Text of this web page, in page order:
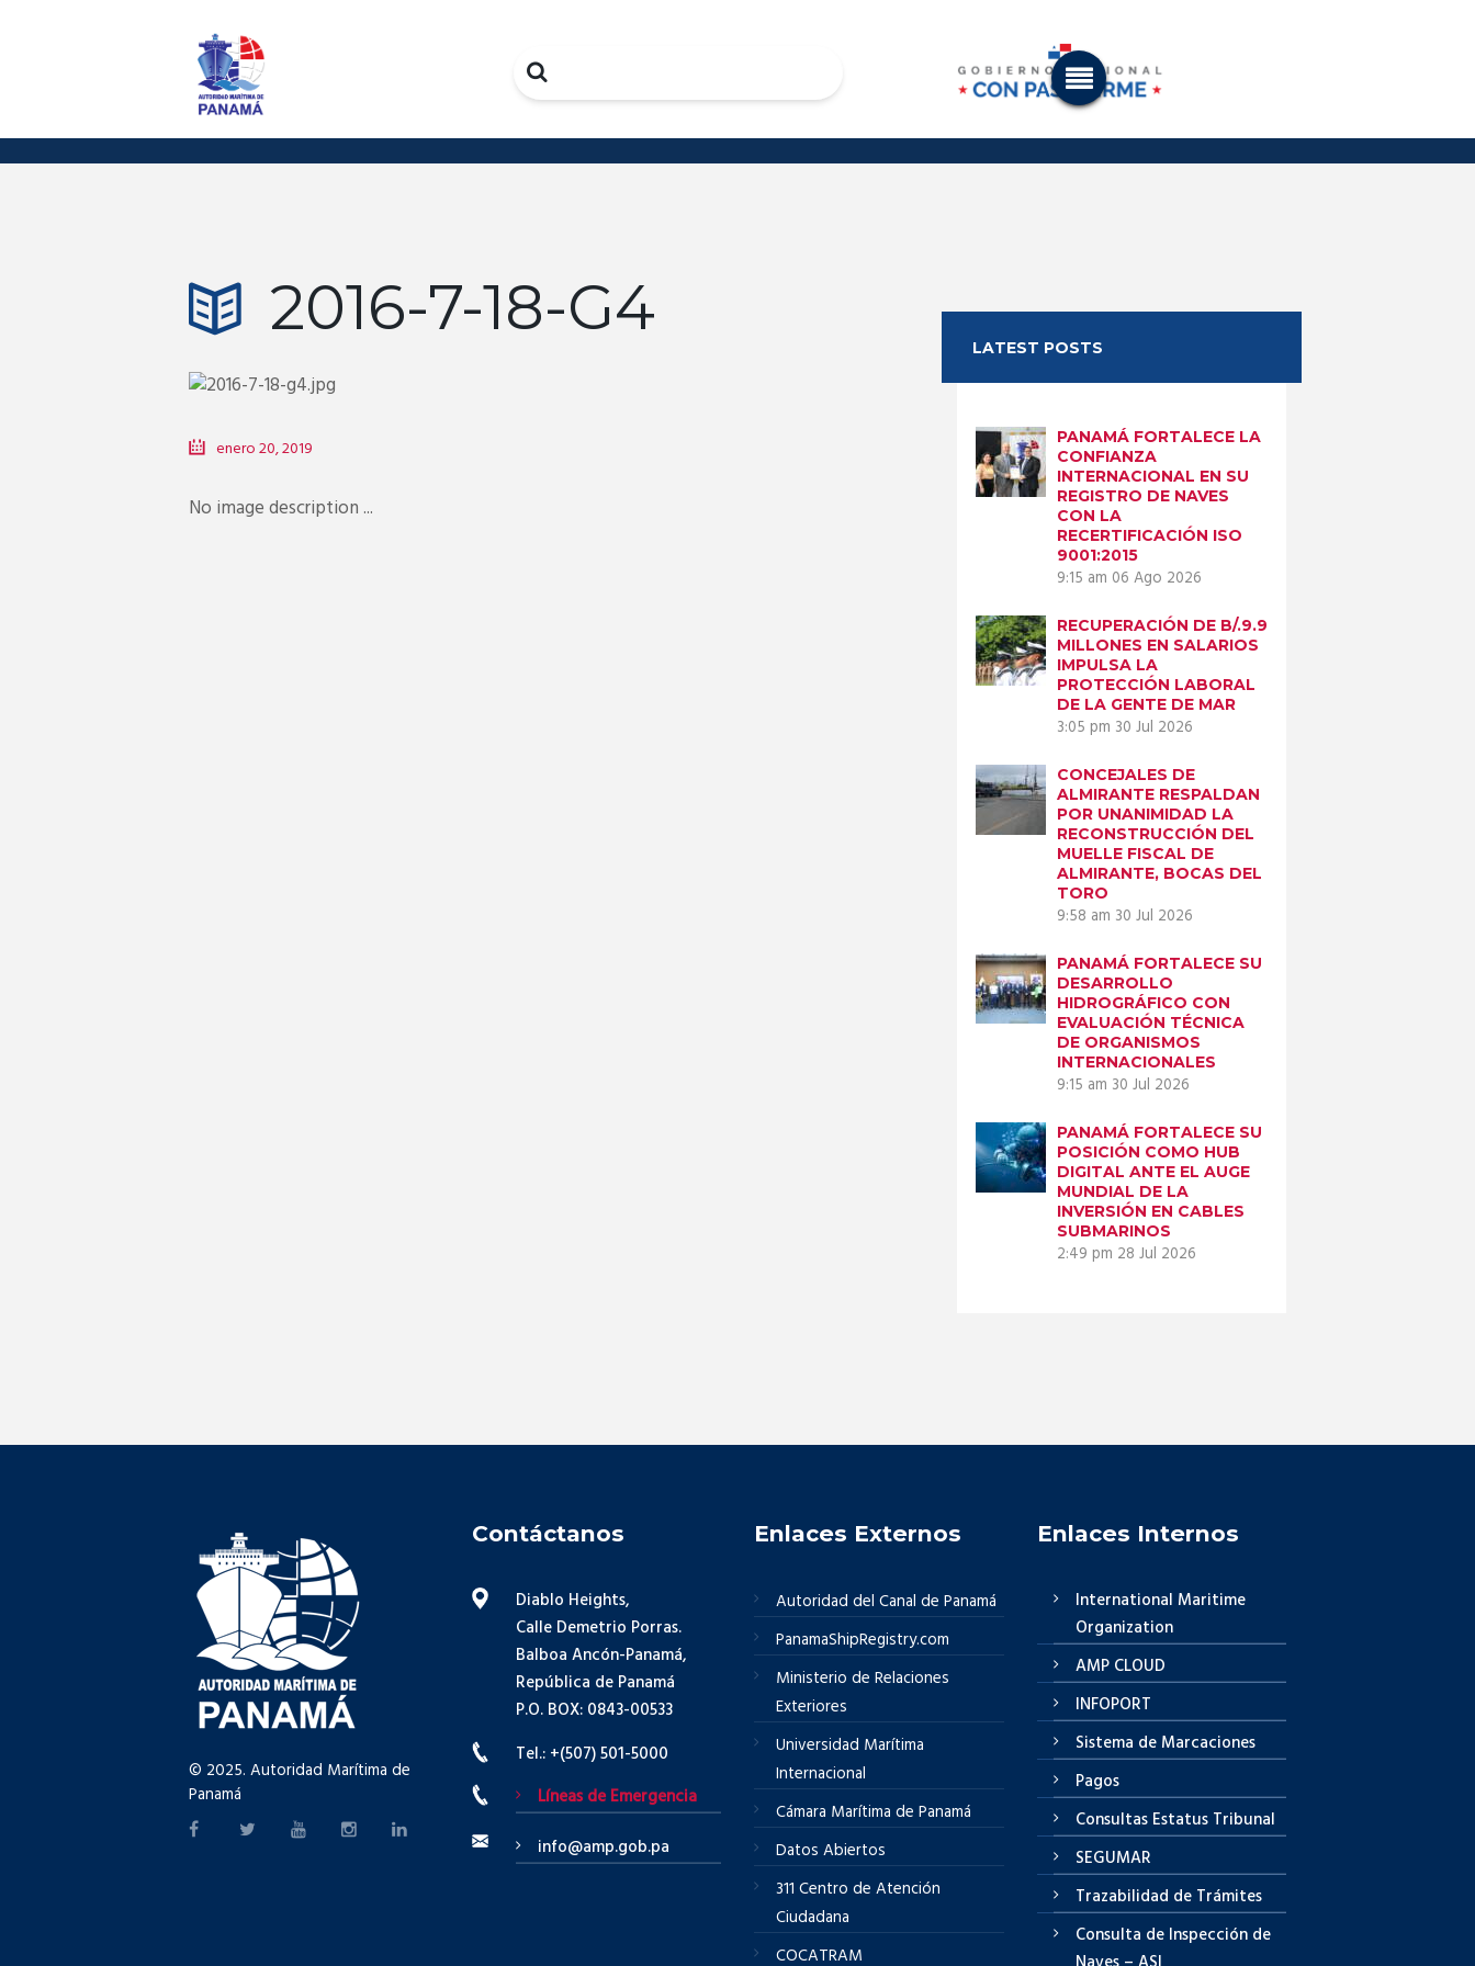
Search
2016-7-18-G4
enero 20, 2019
No image description ...
LATEST POSTS
PANAMÁ FORTALECE LA
CONFIANZA
INTERNACIONAL EN SU
REGISTRO DE NAVES
CON LA
RECERTIFICACIÓN ISO
9001:2015
9:15 am 06 Ago 2026
RECUPERACIÓN DE B/.9.9
MILLONES EN SALARIOS
IMPULSA LA
PROTECCIÓN LABORAL
DE LA GENTE DE MAR
3:05 pm 30 Jul 2026
CONCEJALES DE
ALMIRANTE RESPALDAN
POR UNANIMIDAD LA
RECONSTRUCCIÓN DEL
MUELLE FISCAL DE
ALMIRANTE, BOCAS DEL
TORO
9:58 am 30 Jul 2026
PANAMÁ FORTALECE SU
DESARROLLO
HIDROGRÁFICO CON
EVALUACIÓN TÉCNICA
DE ORGANISMOS
INTERNACIONALES
9:15 am 30 Jul 2026
PANAMÁ FORTALECE SU
POSICIÓN COMO HUB
DIGITAL ANTE EL AUGE
MUNDIAL DE LA
INVERSIÓN EN CABLES
SUBMARINOS
2:49 pm 28 Jul 2026
© 2025. Autoridad Marítima de
Panamá
Contáctanos
Diablo Heights,
Calle Demetrio Porras.
Balboa Ancón-Panamá,
República de Panamá
P.O. BOX: 0843-00533
Tel.: +(507) 501-5000
Líneas de Emergencia
info@amp.gob.pa
Enlaces Externos
Autoridad del Canal de Panamá
PanamaShipRegistry.com
Ministerio de Relaciones
Exteriores
Universidad Marítima
Internacional
Cámara Marítima de Panamá
Datos Abiertos
311 Centro de Atención
Ciudadana
COCATRAM
Enlaces Internos
International Maritime
Organization
AMP CLOUD
INFOPORT
Sistema de Marcaciones
Pagos
Consultas Estatus Tribunal
SEGUMAR
Trazabilidad de Trámites
Consulta de Inspección de